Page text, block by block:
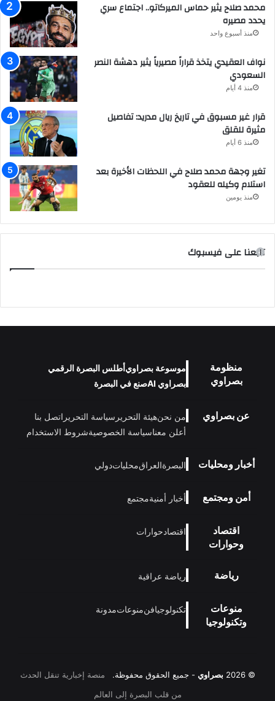
محمد صلاح يثير حماس الميركاتو.. اجتماع سري
يحدد مصيره
منذ أسبوع واحد
نواف العقيدي يتخذ قراراً مصيرياً يثير دهشة النصر
السعودي
منذ 4 أيام
قرار غير مسبوق في تاريخ ريال مدريد: تفاصيل
مثيرة للقلق
منذ 6 أيام
تغير وجهة محمد صلاح في اللحظات الأخيرة بعد
استلام وكيله للعقود
منذ يومين
تابعنا على فيسبوك
منظومة
بصراوي
موسوعة بصراويأطلس البصرة الرقمي
بصراوي AI
صنع في البصرة
عن بصراوي من نحنهيئة التحرير سياسة التحرير اتصل بنا
أعلن معناسياسة الخصوصيةشروط الاستخدام
أخبار ومحليات البصرةالعراقمحلياتدولي
أمن ومجتمع أخبار أمنيةمجتمع
اقتصاد
وحوارات
اقتصادحوارات
رياضة رياضة عراقية
منوعات
وتكنولوجيا
تكنولوجيافنمنوعاتمدونة
© 2026 بصراوي - جميع الحقوق محفوظة.
منصة إخبارية تنقل الحدث
من قلب البصرة إلى العالم